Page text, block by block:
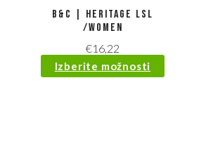
B&C | Heritage LSL
/women
€16,22
Izberite možnosti